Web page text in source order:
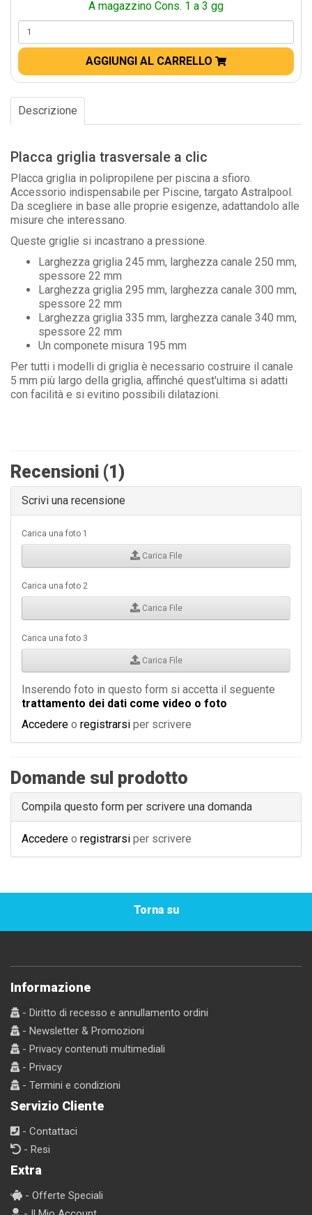
A magazzino Cons. 1 a 3 gg
AGGIUNGI AL CARRELLO
Descrizione
Placca griglia trasversale a clic
Placca griglia in polipropilene per piscina a sfioro.
Accessorio indispensabile per Piscine, targato Astralpool.
Da scegliere in base alle proprie esigenze, adattandolo alle
misure che interessano.
Queste griglie si incastrano a pressione.
Larghezza griglia 245 mm, larghezza canale 250 mm,
spessore 22 mm
Larghezza griglia 295 mm, larghezza canale 300 mm,
spessore 22 mm
Larghezza griglia 335 mm, larghezza canale 340 mm,
spessore 22 mm
Un componete misura 195 mm
Per tutti i modelli di griglia è necessario costruire il canale
5 mm più largo della griglia, affinché quest'ultima si adatti
con facilità e si evitino possibili dilatazioni.
Recensioni (1)
Scrivi una recensione
Carica una foto 1
Carica File
Carica una foto 2
Carica File
Carica una foto 3
Carica File
Inserendo foto in questo form si accetta il seguente
trattamento dei dati come video o foto
Accedere o registrarsi per scrivere
Domande sul prodotto
Compila questo form per scrivere una domanda
Accedere o registrarsi per scrivere
Torna su
Informazione
- Diritto di recesso e annullamento ordini
- Newsletter & Promozioni
- Privacy contenuti multimediali
- Privacy
- Termini e condizioni
Servizio Cliente
- Contattaci
- Resi
Extra
- Offerte Speciali